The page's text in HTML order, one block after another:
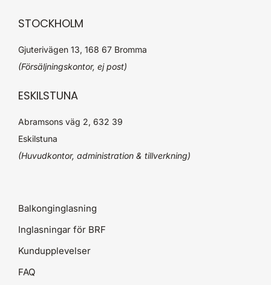
STOCKHOLM
Gjuterivägen 13, 168 67 Bromma
(Försäljningskontor, ej post)
ESKILSTUNA
Abramsons väg 2, 632 39
Eskilstuna
(Huvudkontor, administration & tillverkning)
Balkonginglasning
Inglasningar för BRF
Kundupplevelser
FAQ